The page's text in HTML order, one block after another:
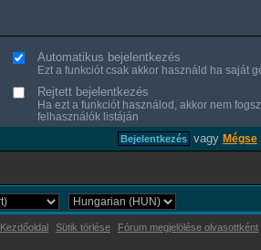
Automatikus bejelentkezés
Ezt a funkciót csak akkor használd ha saját
Rejtett bejelentkezés
Ha ezt a funkciót használod, akkor nem
felhasználók listáján
vagy Mégse
Kezdőoldal Sütik törlése Fórum megjelölése olvasottként